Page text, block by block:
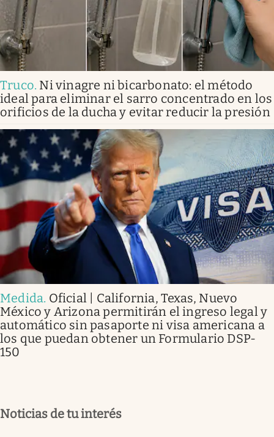
Truco. Ni vinagre ni bicarbonato: el método
ideal para eliminar el sarro concentrado en los
orificios de la ducha y evitar reducir la presión
Medida. Oficial | California, Texas, Nuevo
México y Arizona permitirán el ingreso legal y
automático sin pasaporte ni visa americana a
los que puedan obtener un Formulario DSP-
150
Noticias de tu interés